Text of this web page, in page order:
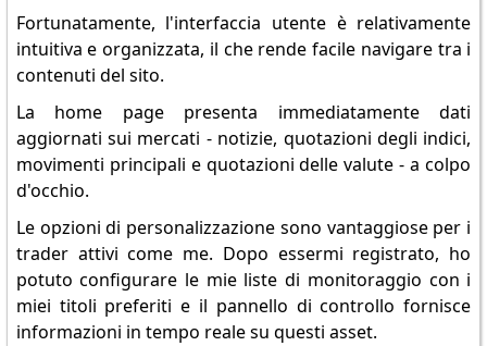
Fortunatamente, l'interfaccia utente è relativamente
intuitiva e organizzata, il che rende facile navigare tra i
contenuti del sito.
La home page presenta immediatamente dati
aggiornati sui mercati - notizie, quotazioni degli indici,
movimenti principali e quotazioni delle valute - a colpo
d'occhio.
Le opzioni di personalizzazione sono vantaggiose per i
trader attivi come me. Dopo essermi registrato, ho
potuto configurare le mie liste di monitoraggio con i
miei titoli preferiti e il pannello di controllo fornisce
informazioni in tempo reale su questi asset.